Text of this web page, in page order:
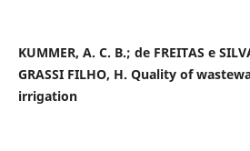
KUMMER, A. C. B.; de FREITAS e
GRASSI FILHO, H. Quality of
irrigation